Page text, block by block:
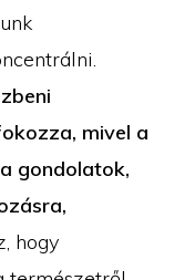
mivel a
gondolatok,
hogy